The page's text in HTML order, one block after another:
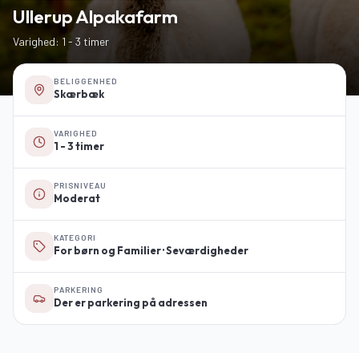
Ullerup Alpakafarm
Varighed: 1 - 3 timer
BELIGGENHED
Skærbæk
VARIGHED
1 - 3 timer
PRISNIVEAU
Moderat
KATEGORI
For børn og Familier · Seværdigheder
PARKERING
Der er parkering på adressen